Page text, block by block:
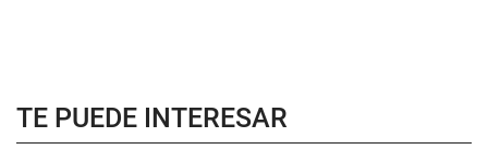
TE PUEDE INTERESAR